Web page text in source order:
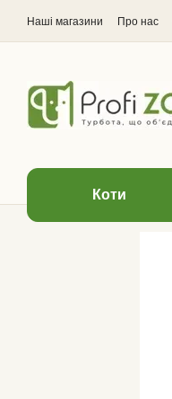
Наші магазини Про нас
Коти